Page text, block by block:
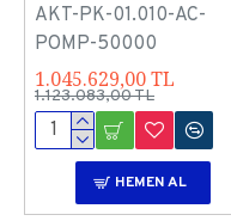
AKT-PK-01.010-AC-
POMP-50000
1.045.629,00 TL
1.123.083,00 TL
HEMEN AL